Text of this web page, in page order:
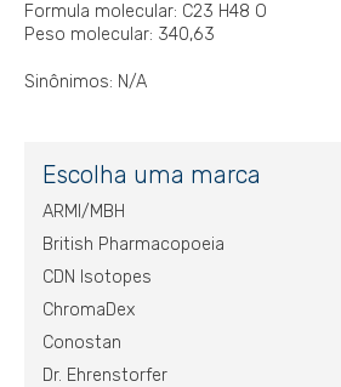
Formula molecular: C23 H48 O
Peso molecular: 340,63
Sinônimos: N/A
Escolha uma marca
ARMI/MBH
British Pharmacopoeia
CDN Isotopes
ChromaDex
Conostan
Dr. Ehrenstorfer